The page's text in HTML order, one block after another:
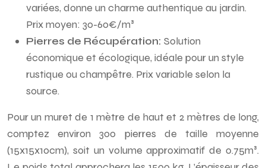
variées, donne un charme authentique au jardin.
Prix moyen: 30-60€/m³
Pierres de Récupération: Solution
économique et écologique, idéale pour un style
rustique ou champêtre. Prix variable selon la
source.
Pour un muret de 1 mètre de haut et 2 mètres de long,
comptez environ 300 pierres de taille moyenne
(15x15x10cm), soit un volume approximatif de 0.75m³.